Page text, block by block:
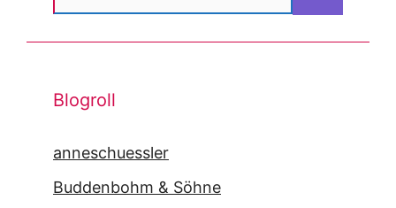
Blogroll
anneschuessler
Buddenbohm & Söhne